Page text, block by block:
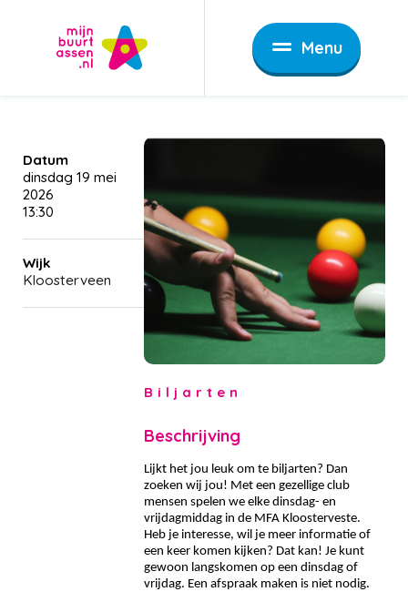
Menu
Biljarten
Datum
dinsdag 19 mei
2026
13:30
Wijk
Kloosterveen
Beschrijving
Lijkt het jou leuk om te biljarten? Dan
zoeken wij jou! Met een gezellige club
mensen spelen we elke dinsdag- en
vrijdagmiddag in de MFA Kloosterveste.
Heb je interesse, wil je meer informatie of
een keer komen kijken? Dat kan! Je kunt
gewoon langskomen op een dinsdag of
vrijdag. Een afspraak maken is niet nodig.